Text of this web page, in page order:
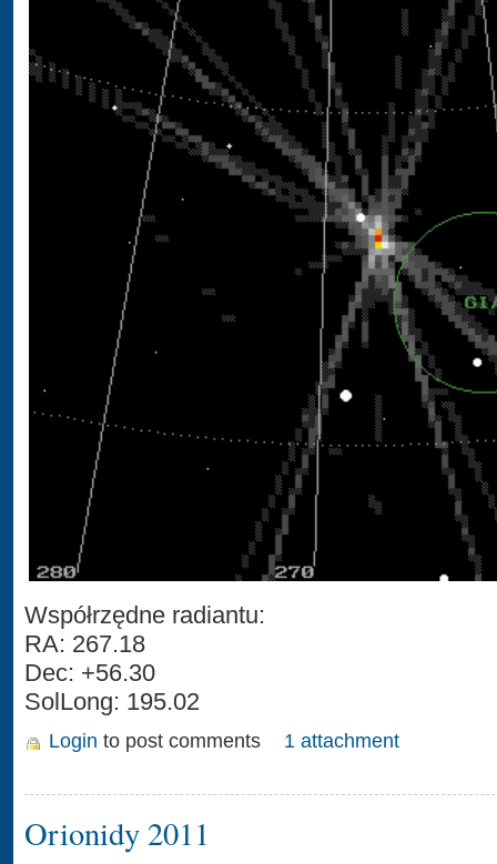
Współrzędne radiantu:
RA: 267.18
Dec: +56.30
SolLong: 195.02
Login to post comments 1 attachment
Orionidy 2011